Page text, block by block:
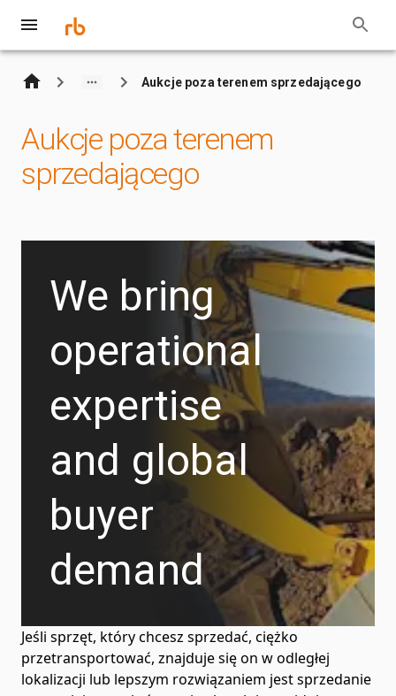
Aukcje poza terenem sprzedającego
Aukcje poza terenem
sprzedającego
We bring
operational
expertise
and global
buyer
demand
Jeśli sprzęt, który chcesz sprzedać, ciężko
przetransportować, znajduje się on w odległej
lokalizacji lub lepszym rozwiązaniem jest sprzedanie